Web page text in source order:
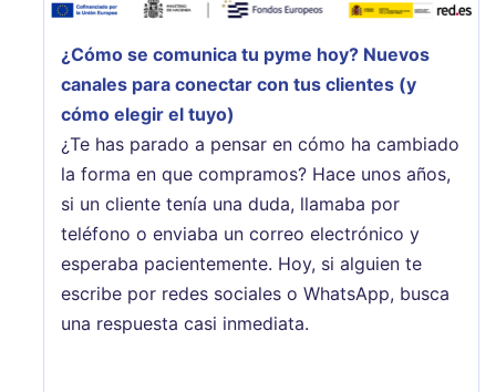
¿Cómo se comunica tu pyme hoy? Nuevos
canales para conectar con tus clientes (y
cómo elegir el tuyo)
¿Te has parado a pensar en cómo ha cambiado
la forma en que compramos? Hace unos años,
si un cliente tenía una duda, llamaba por
teléfono o enviaba un correo electrónico y
esperaba pacientemente. Hoy, si alguien te
escribe por redes sociales o WhatsApp, busca
una respuesta casi inmediata.